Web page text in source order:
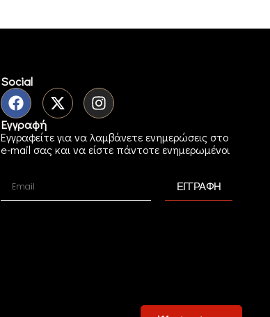
Social
Εγγραφή
Εγγραφείτε για να λαμβάνετε ενημερώσεις στο
e-mail σας και να είστε πάντοτε ενημερωμένοι
ΕΓΓΡΑΦΗ